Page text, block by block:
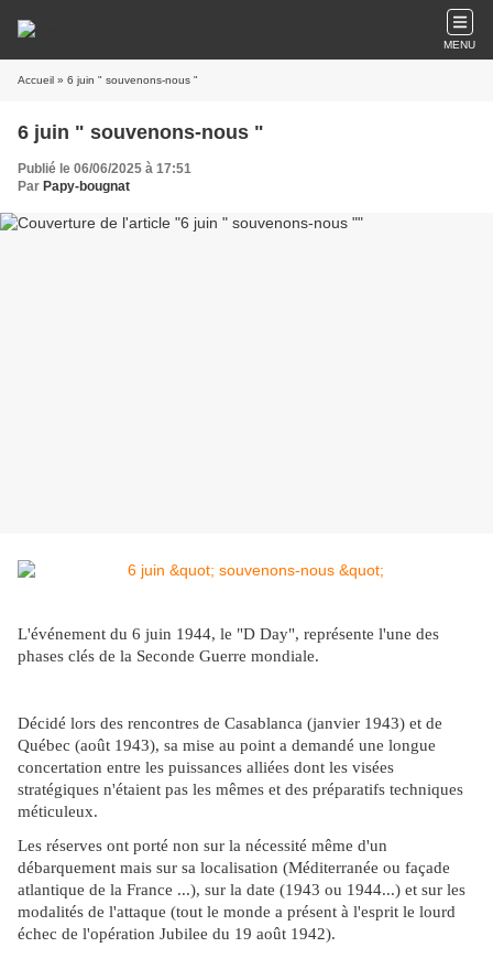
MENU
Accueil » 6 juin " souvenons-nous "
6 juin " souvenons-nous "
Publié le 06/06/2025 à 17:51
Par Papy-bougnat
L'événement du 6 juin 1944, le "D Day", représente l'une des
phases clés de la Seconde Guerre mondiale.
Décidé lors des rencontres de Casablanca (janvier 1943) et de
Québec (août 1943), sa mise au point a demandé une longue
concertation entre les puissances alliées dont les visées
stratégiques n'étaient pas les mêmes et des préparatifs techniques
méticuleux.
Les réserves ont porté non sur la nécessité même d'un
débarquement mais sur sa localisation (Méditerranée ou façade
atlantique de la France ...), sur la date (1943 ou 1944...) et sur les
modalités de l'attaque (tout le monde a présent à l'esprit le lourd
échec de l'opération Jubilee du 19 août 1942).